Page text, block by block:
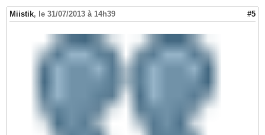
Miistik, le 31/07/2013 à 14h39 #5